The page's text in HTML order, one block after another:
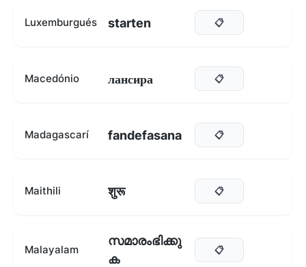
Luxemburgués starten 📋
Macedónio лансира 📋
Madagascarí fandefasana 📋
Maithili शुरू 📋
Malayalam
സമാരംഭിക്കു
ക
📋